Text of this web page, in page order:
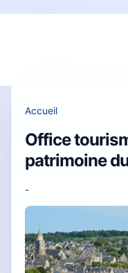
Accueil
Office
patrimoine
-